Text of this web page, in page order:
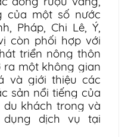
của một số nước
Pháp, Chi Lê, Ý,
còn phối hợp với
triển nông thôn
ra một không gian
và giới thiệu các
sản nổi tiếng của
du khách trong và
dịch vụ tại